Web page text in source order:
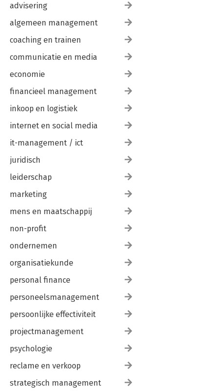
advisering
algemeen management
coaching en trainen
communicatie en media
economie
financieel management
inkoop en logistiek
internet en social media
it-management / ict
juridisch
leiderschap
marketing
mens en maatschappij
non-profit
ondernemen
organisatiekunde
personal finance
personeelsmanagement
persoonlijke effectiviteit
projectmanagement
psychologie
reclame en verkoop
strategisch management